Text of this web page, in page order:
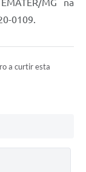
MG na
0109.
a curtir esta